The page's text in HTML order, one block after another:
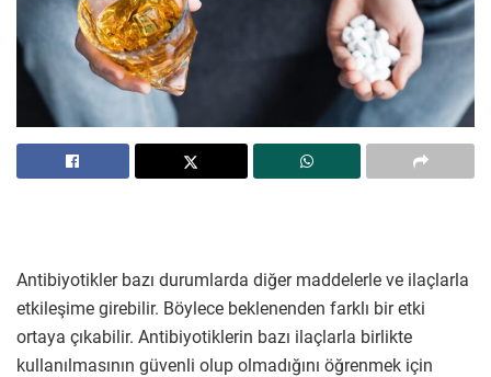
Antibiyotikler bazı durumlarda diğer maddelerle ve ilaçlarla
etkileşime girebilir. Böylece beklenenden farklı bir etki
ortaya çıkabilir. Antibiyotiklerin bazı ilaçlarla birlikte
kullanılmasının güvenli olup olmadığını öğrenmek için